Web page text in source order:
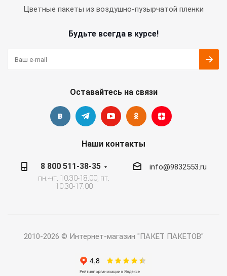
Цветные пакеты из воздушно-пузырчатой пленки
Будьте всегда в курсе!
Оставайтесь на связи
Наши контакты
8 800 511-38-35
пн.-чт. 10.30-18.00, пт.
10.30-17.00
info@9832553.ru
2010-2026 © Интернет-магазин "ПАКЕТ ПАКЕТОВ"